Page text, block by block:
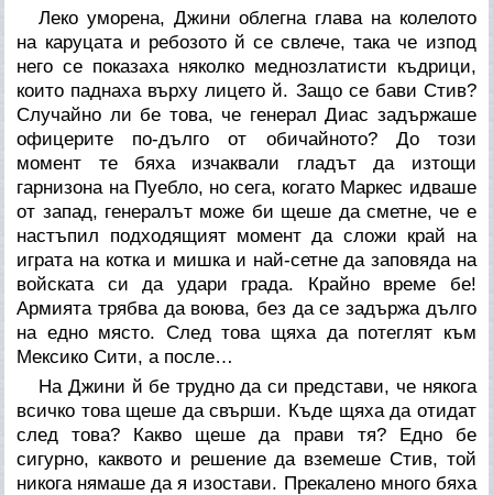
Леко уморена, Джини облегна глава на колелото
на каруцата и ребозото й се свлече, така че изпод
него се показаха няколко меднозлатисти къдрици,
които паднаха върху лицето й. Защо се бави Стив?
Случайно ли бе това, че генерал Диас задържаше
офицерите по-дълго от обичайното? До този
момент те бяха изчаквали гладът да изтощи
гарнизона на Пуебло, но сега, когато Маркес идваше
от запад, генералът може би щеше да сметне, че е
настъпил подходящият момент да сложи край на
играта на котка и мишка и най-сетне да заповяда на
войската си да удари града. Крайно време бе!
Армията трябва да воюва, без да се задържа дълго
на едно място. След това щяха да потеглят към
Мексико Сити, а после…
На Джини й бе трудно да си представи, че някога
всичко това щеше да свърши. Къде щяха да отидат
след това? Какво щеше да прави тя? Едно бе
сигурно, каквото и решение да вземеше Стив, той
никога нямаше да я изостави. Прекалено много бяха